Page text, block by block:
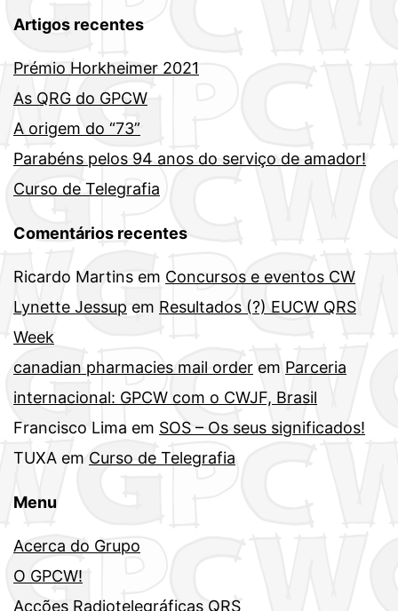
Artigos recentes
Prémio Horkheimer 2021
As QRG do GPCW
A origem do “73”
Parabéns pelos 94 anos do serviço de amador!
Curso de Telegrafia
Comentários recentes
Ricardo Martins em Concursos e eventos CW
Lynette Jessup em Resultados (?) EUCW QRS
Week
canadian pharmacies mail order em Parceria
internacional: GPCW com o CWJF, Brasil
Francisco Lima em SOS – Os seus significados!
TUXA em Curso de Telegrafia
Menu
Acerca do Grupo
O GPCW!
Acções Radiotelegráficas QRS